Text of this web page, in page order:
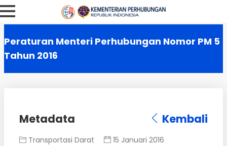
Peraturan Menteri Perhubungan Nomor PM 5
Tahun 2016
Metadata Kembali
Transportasi Darat
15 Januari 2016